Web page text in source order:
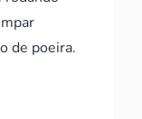
de poeira.